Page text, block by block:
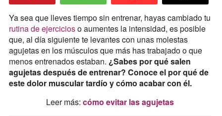
Ya sea que lleves tiempo sin entrenar, hayas cambiado tu
rutina de ejercicioso aumentes la intensidad, es posible
que, al día siguiente te levantes con unas molestas
agujetas en los músculos que más has trabajado o que
menos entrenados estaban. ¿Sabes por qué salen
agujetas después de entrenar? Conoce el por qué de
este dolor muscular tardío y cómo acabar con él.
Leer más: cómo evitar las agujetas